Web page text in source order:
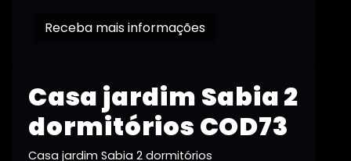
Casa jardim Sabia 2
dormitórios COD73
Casa jardim Sabia 2 dormitórios
Receba mais informações